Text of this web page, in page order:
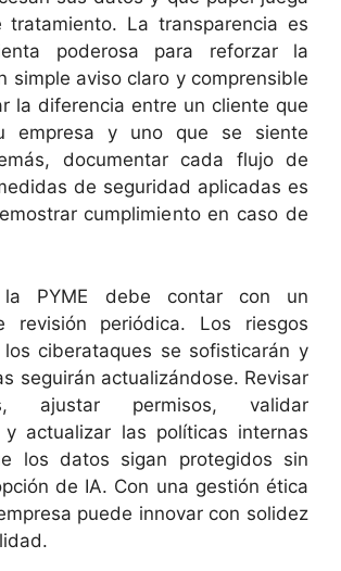
La transparencia es
poderosa para reforzar la
simple aviso claro y comprensible
la diferencia entre un cliente que
empresa y uno que se siente
documentar cada flujo de
de seguridad aplicadas es
cumplimiento en caso de
la PYME debe contar con un
revisión periódica. Los riesgos
los ciberataques se sofisticarán y
seguirán actualizándose. Revisar
ajustar permisos, validar
y actualizar las políticas internas
los datos sigan protegidos sin
de IA. Con una gestión ética
puede innovar con solidez